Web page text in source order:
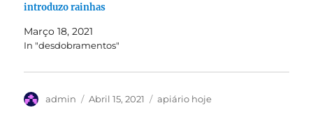
introduzo rainhas
Março 18, 2021
In "desdobramentos"
Autor
admin
Publicado
Abril 15, 2021 Categorias
apiário hoje